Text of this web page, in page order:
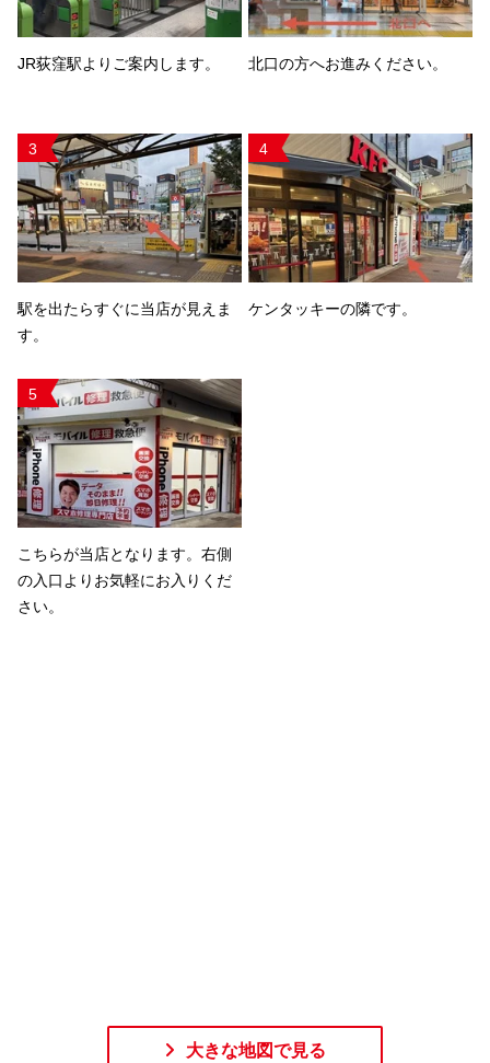
JR荻窪駅よりご案内します。 北口の方へお進みください。
3
駅を出たらすぐに当店が見えま
す。
4
ケンタッキーの隣です。
5
こちらが当店となります。右側
の入口よりお気軽にお入りくだ
さい。
大きな地図で見る